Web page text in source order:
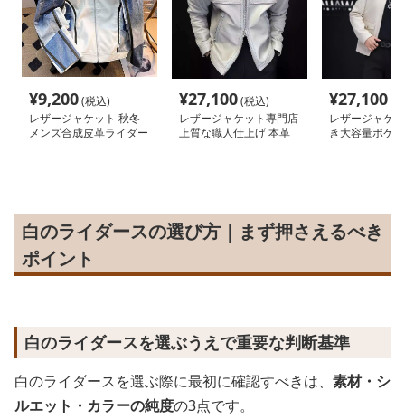
¥9,200(税込)
レザージャケット 秋冬
メンズ合成皮革ライダー
¥27,100(税込)
レザージャケット専門店
上質な職人仕上げ 本革
¥27,100
レザージャケ
き大容量ポケ
白のライダースの選び方｜まず押さえるべき
ポイント
白のライダースを選ぶうえで重要な判断基準
白のライダースを選ぶ際に最初に確認すべきは、 素材・シ
ルエット・カラーの純度の3点です。